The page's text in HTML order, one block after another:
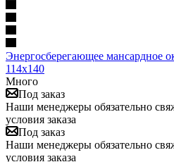
Энергосберегающее мансардное
114х140
Много
Под заказ
Наши менеджеры обязательно
условия заказа
Под заказ
Наши менеджеры обязательно
условия заказа